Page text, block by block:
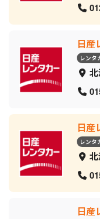
日産
レンタ
日産
レンタ
日産